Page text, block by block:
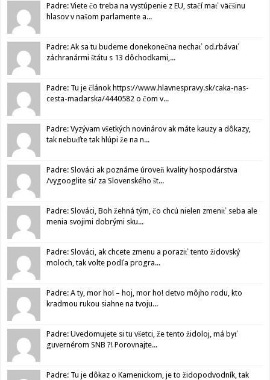
Padre: Viete čo treba na vystúpenie z EU, stačí mať väčšinu
hlasov v našom parlamente a...
Padre: Ak sa tu budeme donekonečna nechať od.rbávať
záchranármi štátu s 13 dôchodkami,...
Padre: Tu je článok https://www.hlavnespravy.sk/caka-nas-
cesta-madarska/4440582 o čom v...
Padre: Vyzývam všetkých novinárov ak máte kauzy a dôkazy,
tak nebuďte tak hlúpi že na n...
Padre: Slováci ak poznáme úroveň kvality hospodárstva
/vygooglite si/ za Slovenského št...
Padre: Slováci, Boh žehná tým, čo chcú nielen zmeniť seba ale
menia svojimi dobrými sku...
Padre: Slováci, ak chcete zmenu a poraziť tento židovský
moloch, tak volte podľa progra...
Padre: A ty, mor ho! – hoj, mor ho! detvo môjho rodu, kto
kradmou rukou siahne na tvoju...
Padre: Uvedomujete si tu všetci, že tento židoloj, má byť
guvernérom SNB ?! Porovnajte...
Padre: Tu je dôkaz o Kamenickom, je to židopodvodník, tak